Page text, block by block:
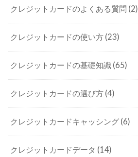
クレジットカードのよくある質問 (2)
クレジットカードの使い方 (23)
クレジットカードの基礎知識 (65)
クレジットカードの選び方 (4)
クレジットカードキャッシング (6)
クレジットカードデータ (14)